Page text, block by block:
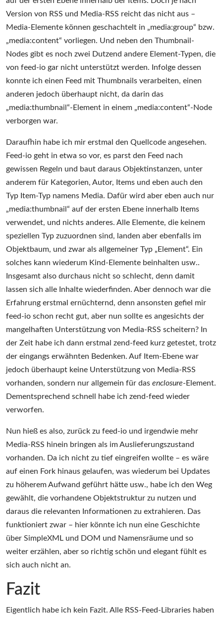
Version von RSS und Media-RSS reicht das nicht aus –
Media-Elemente können geschachtelt in „media:group“ bzw.
„media:content“ vorliegen. Und neben den Thumbnail-
Nodes gibt es noch zwei Dutzend andere Element-Typen, die
von feed-io gar nicht unterstützt werden. Infolge dessen
konnte ich einen Feed mit Thumbnails verarbeiten, einen
anderen jedoch überhaupt nicht, da darin das
„media:thumbnail“-Element in einem „media:content“-Node
verborgen war.
Daraufhin habe ich mir erstmal den Quellcode angesehen.
Feed-io geht in etwa so vor, es parst den Feed nach
gewissen Regeln und baut daraus Objektinstanzen, unter
anderem für Kategorien, Autor, Items und eben auch den
Typ Item-Typ namens Media. Dafür wird aber eben auch nur
„media:thumbnail“ auf der ersten Ebene innerhalb Items
verwendet, und nichts anderes. Alle Elemente, die keinem
speziellen Typ zuzuordnen sind, landen aber ebenfalls im
Objektbaum, und zwar als allgemeiner Typ „Element“. Ein
solches kann wiederum Kind-Elemente beinhalten usw..
Insgesamt also durchaus nicht so schlecht, denn damit
lassen sich alle Inhalte wiederfinden. Aber dennoch war die
Erfahrung erstmal ernüchternd, denn ansonsten gefiel mir
feed-io schon recht gut, aber nun sollte es angesichts der
mangelhaften Unterstützung von Media-RSS scheitern? In
der Zeit habe ich dann erstmal zend-feed kurz getestet, trotz
der eingangs erwähnten Bedenken. Auf Item-Ebene war
jedoch überhaupt keine Unterstützung von Media-RSS
vorhanden, sondern nur allgemein für das enclosure-Element.
Dementsprechend schnell habe ich zend-feed wieder
verworfen.
Nun hieß es also, zurück zu feed-io und irgendwie mehr
Media-RSS hinein bringen als im Auslieferungszustand
vorhanden. Da ich nicht zu tief eingreifen wollte – es wäre
auf einen Fork hinaus gelaufen, was wiederum bei Updates
zu höherem Aufwand geführt hätte usw., habe ich den Weg
gewählt, die vorhandene Objektstruktur zu nutzen und
daraus die relevanten Informationen zu extrahieren. Das
funktioniert zwar – hier könnte ich nun eine Geschichte
über SimpleXML und DOM und Namensräume und so
weiter erzählen, aber so richtig schön und elegant fühlt es
sich auch nicht an.
Fazit
Eigentlich habe ich kein Fazit. Alle RSS-Feed-Libraries haben